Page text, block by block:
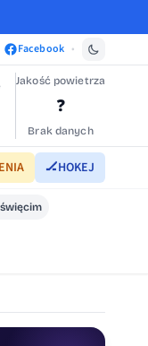
Facebook •
Jakość powietrza
❓
Brak danych
🏒HOKEJ